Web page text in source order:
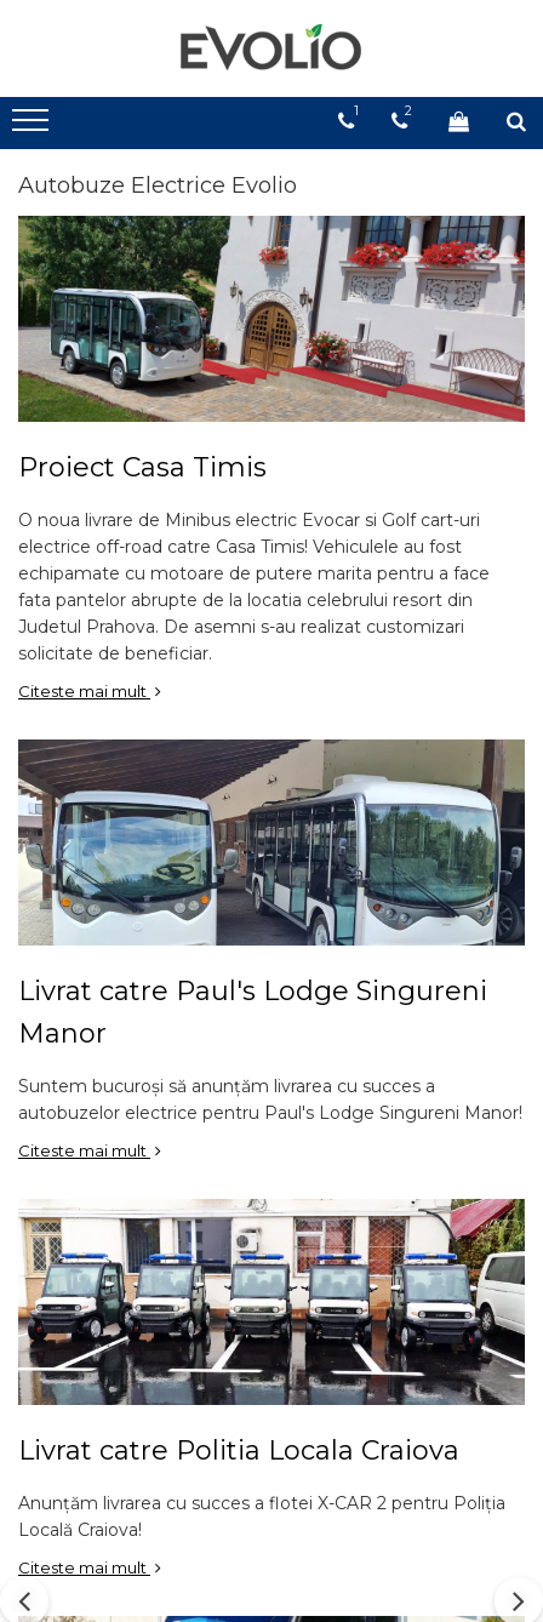
1 2
Autobuze Electrice Evolio
Proiect Casa Timis
O noua livrare de Minibus electric Evocar si Golf cart-uri
electrice off-road catre Casa Timis! Vehiculele au fost
echipamate cu motoare de putere marita pentru a face
fata pantelor abrupte de la locatia celebrului resort din
Judetul Prahova. De asemni s-au realizat customizari
solicitate de beneficiar.
Citeste mai mult
Livrat catre Paul's Lodge Singureni
Manor
Suntem bucuroși să anunțăm livrarea cu succes a
autobuzelor electrice pentru Paul's Lodge Singureni Manor!
Citeste mai mult
Livrat catre Politia Locala Craiova
Anunțăm livrarea cu succes a flotei X-CAR 2 pentru Poliția
Locală Craiova!
Citeste mai mult